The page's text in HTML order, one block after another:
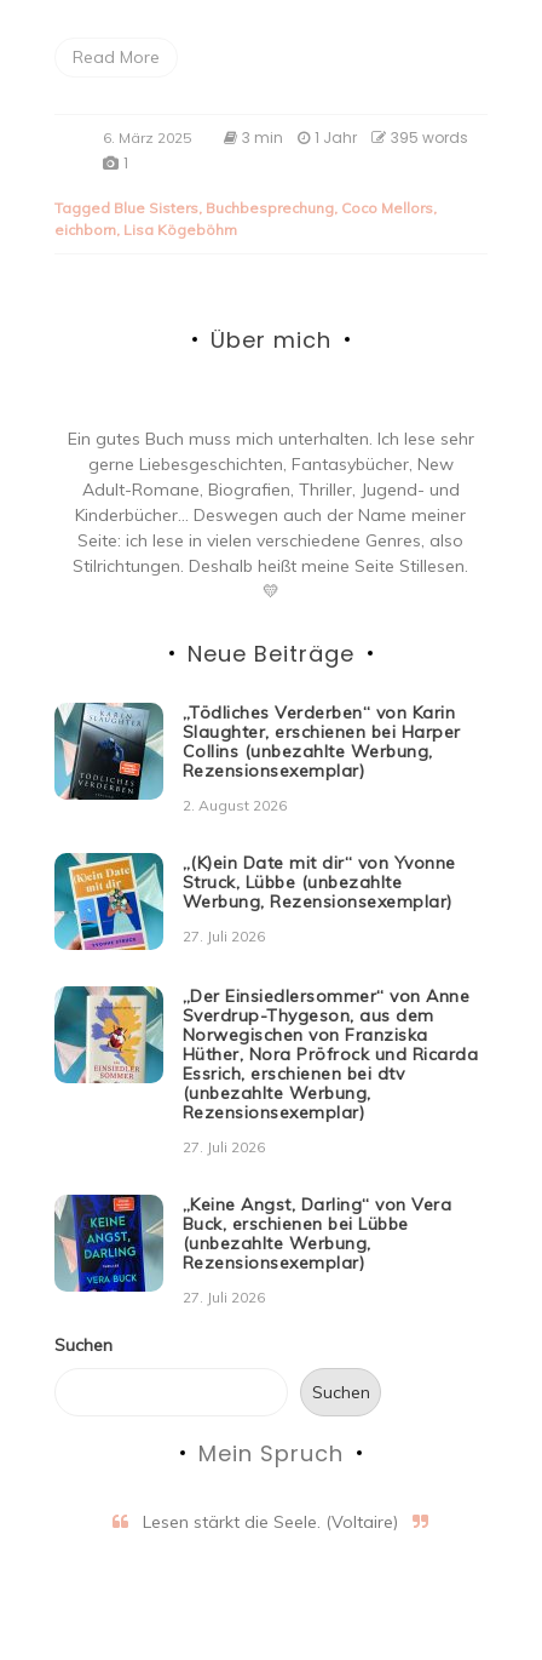
Read More
6. März 2025 3 min 1 Jahr
395 words
1
Tagged Blue Sisters, Buchbesprechung, Coco Mellors,
eichborn, Lisa Kögeböhm
Über mich
Ein gutes Buch muss mich unterhalten. Ich lese sehr
gerne Liebesgeschichten, Fantasybücher, New
Adult-Romane, Biografien, Thriller, Jugend- und
Kinderbücher… Deswegen auch der Name meiner
Seite: ich lese in vielen verschiedene Genres, also
Stilrichtungen. Deshalb heißt meine Seite Stillesen.
💛
Neue Beiträge
„Tödliches Verderben“ von Karin
Slaughter, erschienen bei Harper
Collins (unbezahlte Werbung,
Rezensionsexemplar)
2. August 2026
„(K)ein Date mit dir“ von Yvonne
Struck, Lübbe (unbezahlte
Werbung, Rezensionsexemplar)
27. Juli 2026
„Der Einsiedlersommer“ von Anne
Sverdrup-Thygeson, aus dem
Norwegischen von Franziska
Hüther, Nora Pröfrock und Ricarda
Essrich, erschienen bei dtv
(unbezahlte Werbung,
Rezensionsexemplar)
27. Juli 2026
„Keine Angst, Darling“ von Vera
Buck, erschienen bei Lübbe
(unbezahlte Werbung,
Rezensionsexemplar)
27. Juli 2026
Suchen
Suchen
Mein Spruch
Lesen stärkt die Seele. (Voltaire)